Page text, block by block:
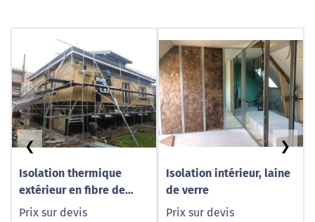
Isolation thermique
extérieur en fibre de
bois
Prix sur devis
Isolation intérieur, laine
de verre
Prix sur devis
❮ ❯